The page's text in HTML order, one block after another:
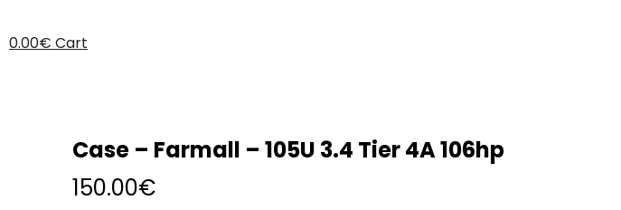
0.00€ Cart
Case – Farmall – 105U 3.4 Tier 4A 106hp
150.00€